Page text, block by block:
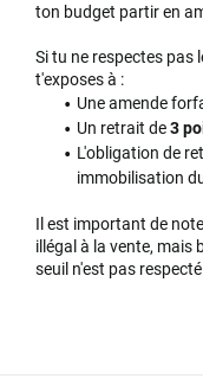
ton budget partir en
Si tu ne respectes pas
t'exposes à :
Une amende
Un retrait de3
L'obligation de
immobilisation
Il est important de
illégal à la vente, mais
seuil n'est pas